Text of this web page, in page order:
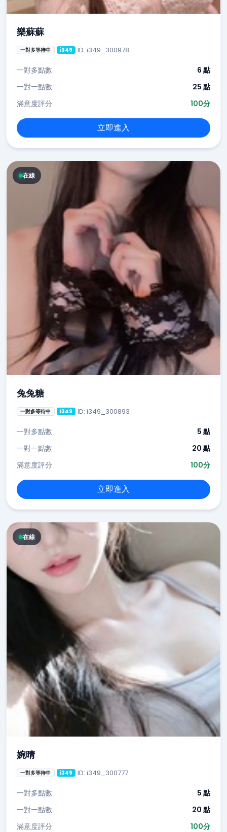
樂蘇蘇
一對多等待中 i349 ID: i349_300978
一對多點數
6 點
一對一點數
25 點
滿意度評分
100分
立即進入
在線
兔兔糖
一對多等待中 i349 ID: i349_300893
一對多點數
5 點
一對一點數
20 點
滿意度評分
100分
立即進入
在線
婉晴
一對多等待中 i349 ID: i349_300777
一對多點數
5 點
一對一點數
20 點
滿意度評分
100分